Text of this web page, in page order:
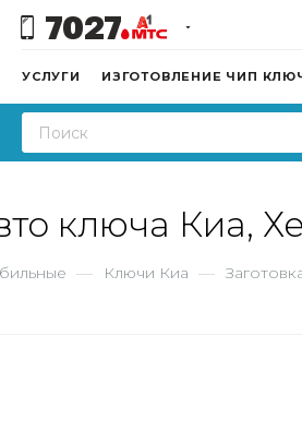
7027
УСЛУГИ ИЗГОТОВЛЕНИЕ ЧИП
ключа Киа,
— Ключи Киа —